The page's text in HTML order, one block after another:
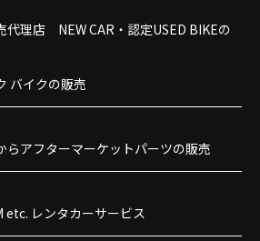
代理店 NEW CAR・認定USED BIKEの
バイクの販売
らアフターマーケットパーツの販売
etc. レンタカーサービス